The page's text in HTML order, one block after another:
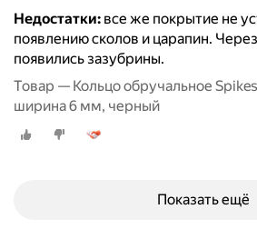
Недостатки: все же покрытие не
появлению сколов и царапин.
появились зазубрины.
Товар — Кольцо обручальное
ширина 6 мм, черный
Показать ещё